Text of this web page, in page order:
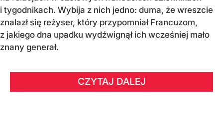
i tygodnikach. Wybija z nich jedno: duma, że wreszcie
znalazł się reżyser, który przypomniał Francuzom,
z jakiego dna upadku wydźwignął ich wcześniej mało
znany generał.
CZYTAJ DALEJ